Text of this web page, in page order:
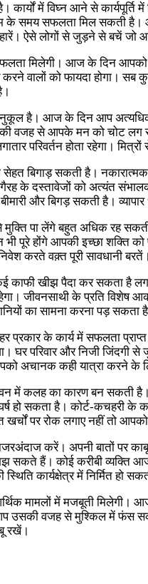
में विघ्न आने से
समय सफलता मिल सकती है।
हारें। ऐसे लोगों से जुड़ने से बचें
मिलेगी। आज के दिन आपको
वालों को फायदा होगा। सब
है। आज के दिन आप अत्यधिक
की वजह से आपके मन को
परिवर्तन होता रहेगा।
सेहत बिगाड़ सकती है।
दस्तावेजों को अत्यंत संभालकर
और बिगड़ सकती है।
पा लेंगे बहुत अधिक रह
होंगे आपकी इच्छा शक्ति को
करते वक़्त पूरी सावधानी
काफी खीझ पैदा कर सकता
जीवनसाथी के प्रति विशेष
का सामना करना पड़ सकता
के कार्य में सफलता प्राप्त
घर परिवार और निजी
अचानक कही यात्रा करने के
में कलह का कारण बन सकती है।
हो सकता है। कोर्ट-कचहरी के
पर रोक लगाए नहीं तो
करें। अपनी बातों पर
सकते हैं। कोई करीबी व्यक्ति
कार्यक्षेत्र में निर्मित हो
मामलों में मजबूती
उसकी वजह से मुश्किल में फंस
रखें।